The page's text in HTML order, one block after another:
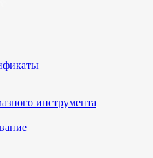
инструмента